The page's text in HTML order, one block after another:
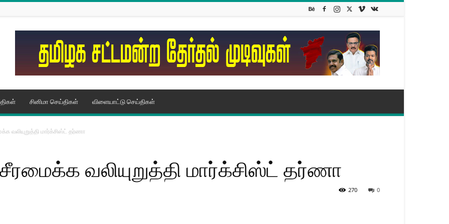
சினிமா செய்திகள் விளையாட்டு செய்திகள்
வலியுறுத்தி மார்க்சிஸ்ட் தர்ணா
வலியுறுத்தி மார்க்சிஸ்ட் தர்ணா
0
270